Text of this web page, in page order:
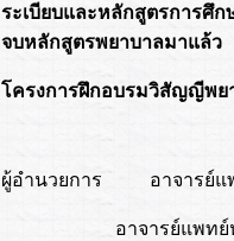
ระเบียบและหลักสูตรการศึ
จบหลักสูตรพยาบาลมาแล้ว
โครงการฝึกอบรมวิสัญญีพย
ผู้อำนวยการ อาจา
อาจารย์แพทย์หญิง